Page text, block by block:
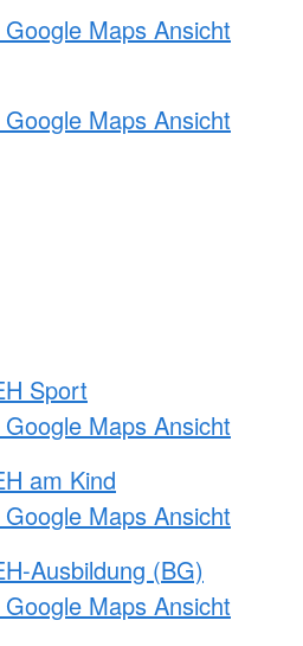
Maps Ansicht
Maps Ansicht
Sport
Maps Ansicht
am Kind
Maps Ansicht
Ausbildung (BG)
Maps Ansicht